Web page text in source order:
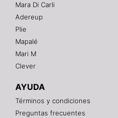
Mara Di Carli
Adereup
Plie
Mapalé
Mari M
Clever
AYUDA
Términos y condiciones
Preguntas frecuentes
¡Hola! 👋
Gracias por visitarnos. Te
personalmente con tu
pagos.
Recuerda: 10% de
Contáctanos por el canal